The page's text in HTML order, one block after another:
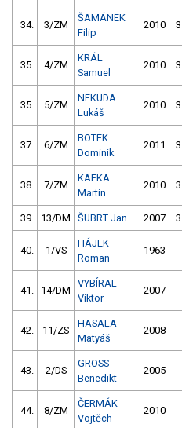
34. 3/ZM
ŠAMÁNEK
Filip
2010 3
35. 4/ZM
KRÁL
Samuel
2010 3
35. 5/ZM
NEKUDA
Lukáš
2010 3
37. 6/ZM
BOTEK
Dominik
2011 3
38. 7/ZM
KAFKA
Martin
2010 3
39. 13/DM ŠUBRT Jan 2007 3
40. 1/VS
HÁJEK
Roman
1963
41. 14/DM
VYBÍRAL
Viktor
2007
42. 11/ZS
HASALA
Matyáš
2008
43. 2/DS
GROSS
Benedikt
2005
44. 8/ZM
ČERMÁK
Vojtěch
2010